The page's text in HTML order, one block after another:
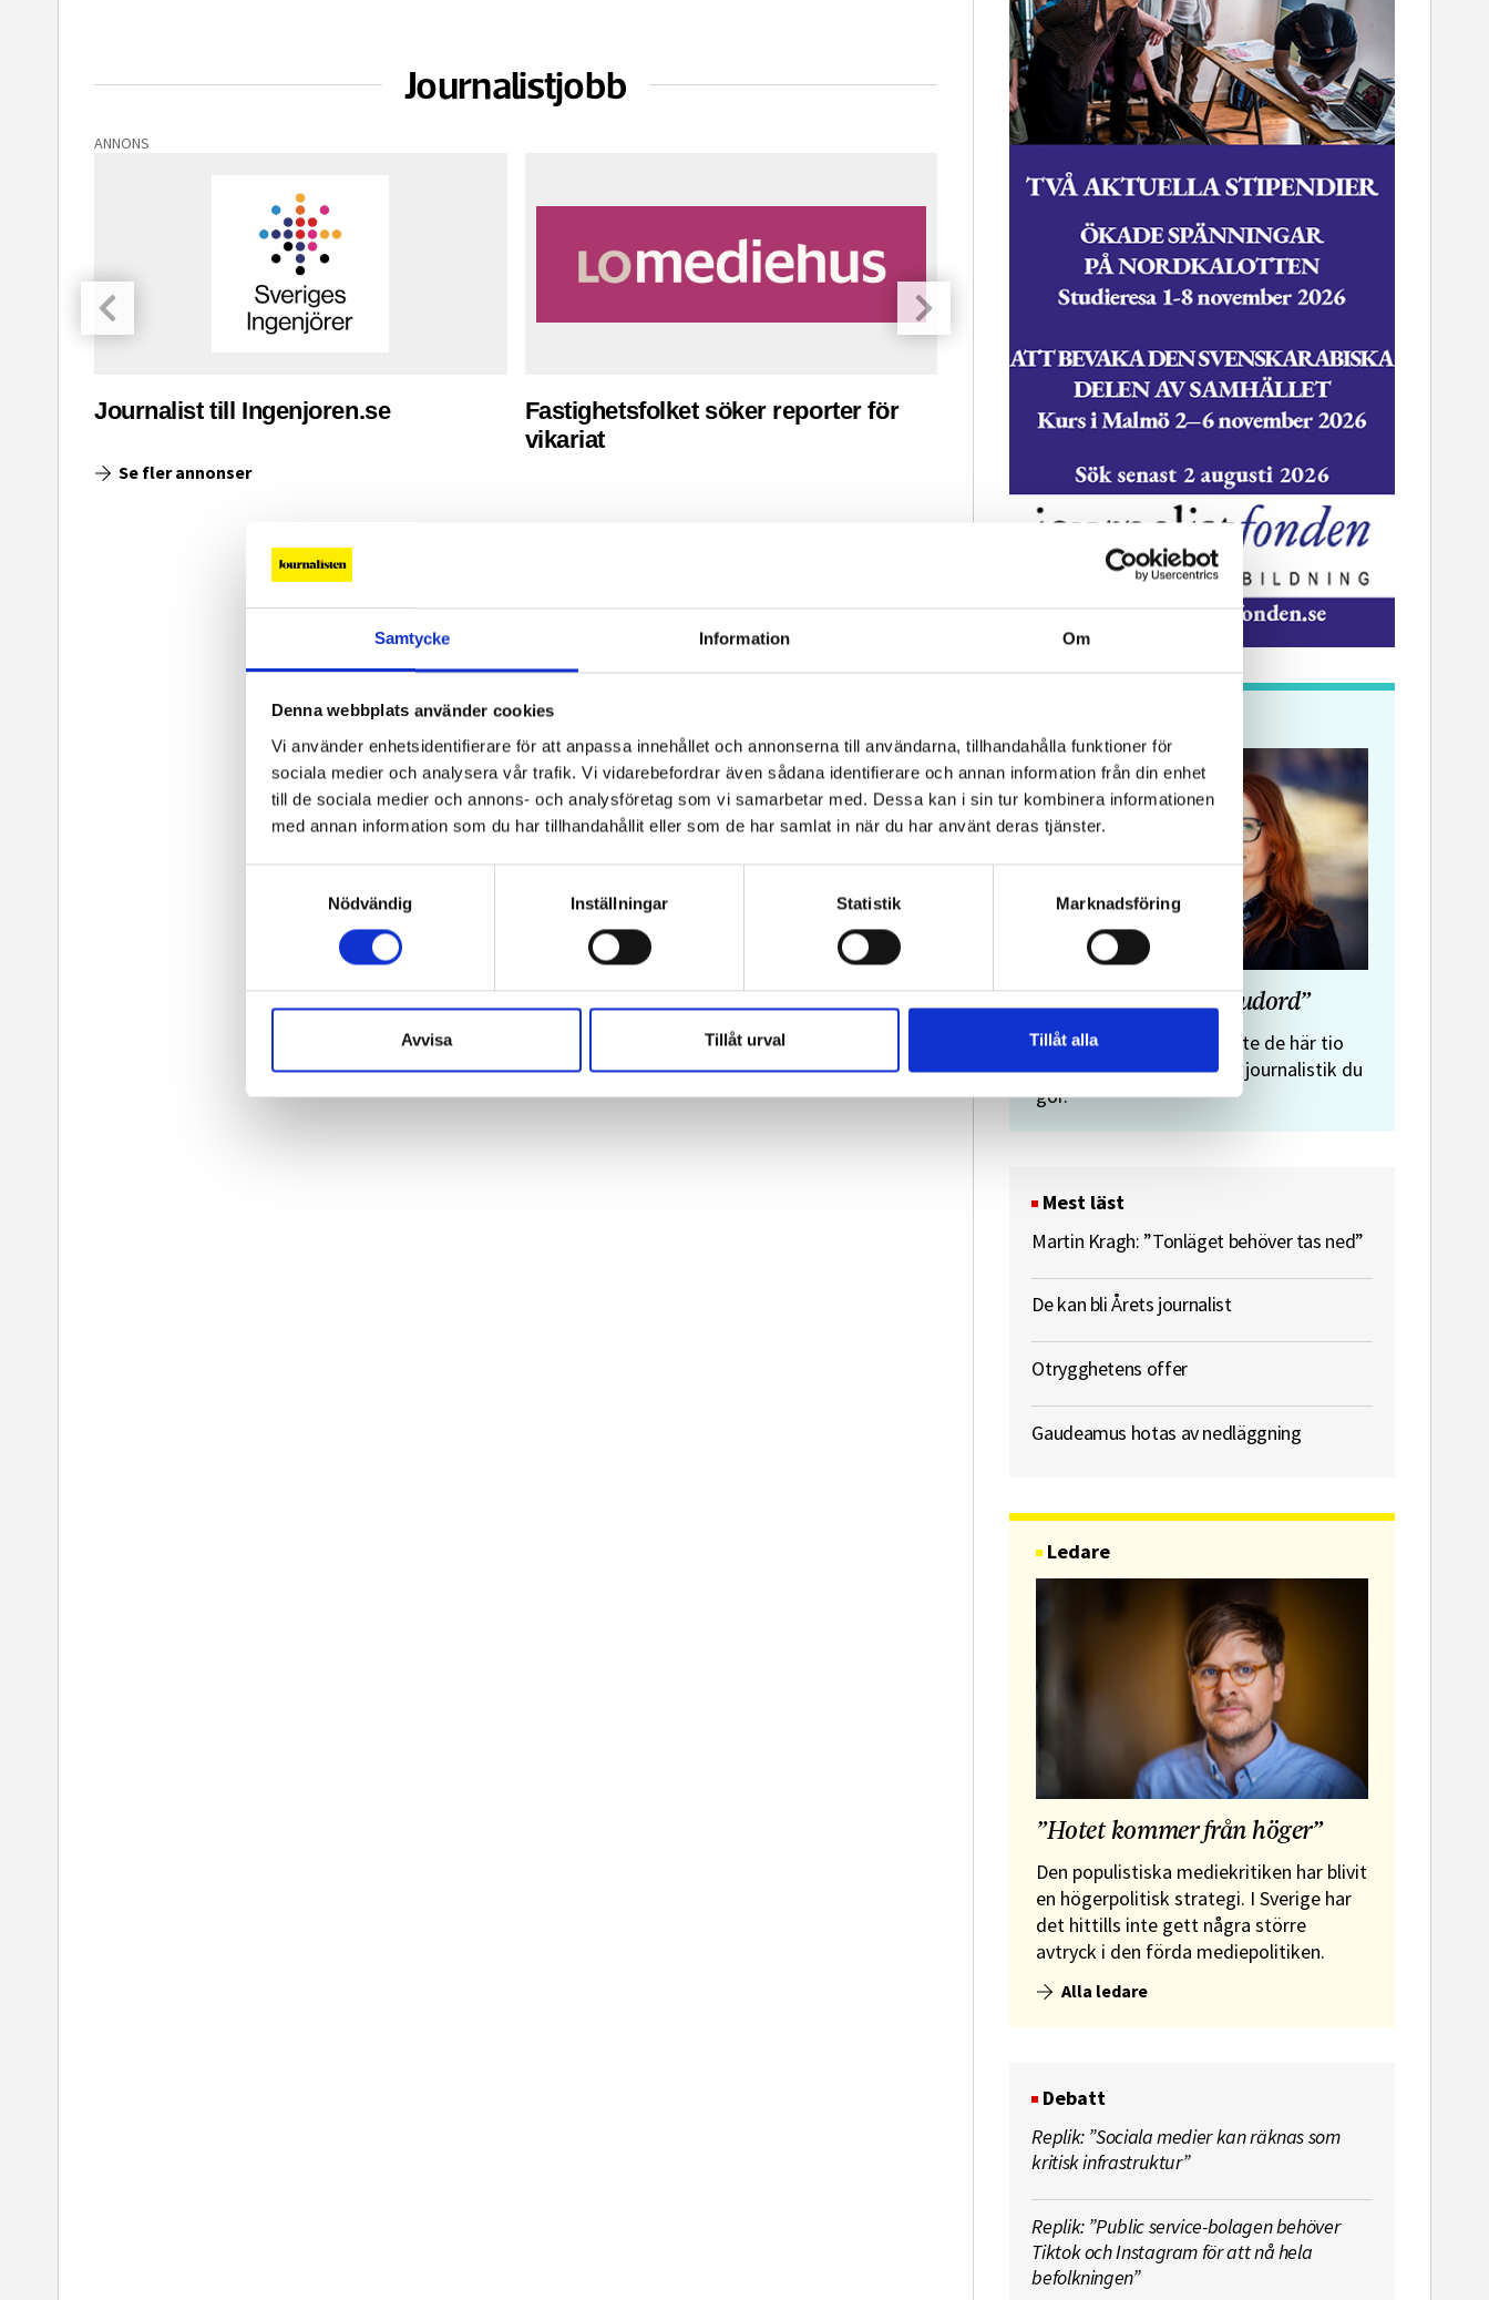
Samtycke Information Om
Denna webbplats använder cookies
Vi använder enhetsidentifierare för att anpassa innehållet och annonserna till användarna, tillhandahålla funktioner för
sociala medier och analysera vår trafik. Vi vidarebefordrar även sådana identifierare och annan information från din enhet
till de sociala medier och annons- och analysföretag som vi samarbetar med. Dessa kan i sin tur kombinera informationen
med annan information som du har tillhandahållit eller som de har samlat in när du har använt deras tjänster.
Nödvändig
Inställningar Statistik Marknadsföring
Avvisa Tillåt urval Tillåt alla
Journalistjobb
ANNONS
Journalist till Ingenjoren.se
Fastighetsfolket söker reporter för
vikariat
Pressekreterare till Sidas
Se fler annonser
”Journalistens tio budord”
Malin Crona:
Följer du inte de här tio
budorden? Då är det inte journalistik du
gör.
Mest läst
Martin Kragh: ”Tonläget behöver tas ned”
De kan bli Årets journalist
Otrygghetens offer
Gaudeamus hotas av nedläggning
Ledare
”Hotet kommer från höger”
Den populistiska mediekritiken har blivit
en högerpolitisk strategi. I Sverige har
det hittills inte gett några större
avtryck i den förda mediepolitiken.
Alla ledare
Debatt
Replik: ”Sociala medier kan räknas som
kritisk infrastruktur”
Replik: ”Public service-bolagen behöver
Tiktok och Instagram för att nå hela
befolkningen”